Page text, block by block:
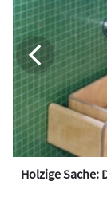
Holzige Sache: